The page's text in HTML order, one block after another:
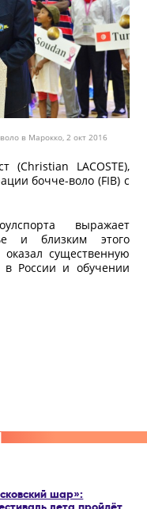
в Марокко, 2 окт 2016
LACOSTE),
бочче-воло (FIB) с
выражает
и близким этого
существенную
в России и обучении
шар»: